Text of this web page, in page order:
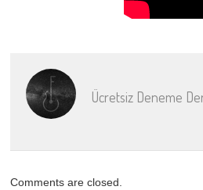
Ücretsiz Deneme
Comments are closed.